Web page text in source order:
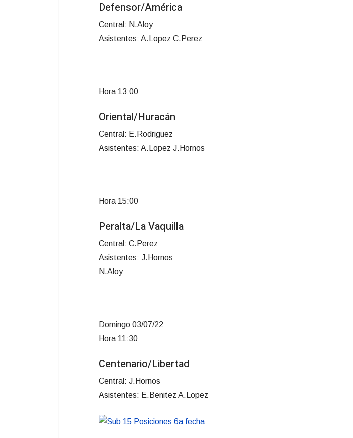
Defensor/América
Central: N.Aloy
Asistentes: A.Lopez C.Perez
Hora 13:00
Oriental/Huracán
Central: E.Rodriguez
Asistentes: A.Lopez J.Hornos
Hora 15:00
Peralta/La Vaquilla
Central: C.Perez
Asistentes: J.Hornos
N.Aloy
Domingo 03/07/22
Hora 11:30
Centenario/Libertad
Central: J.Hornos
Asistentes: E.Benitez A.Lopez